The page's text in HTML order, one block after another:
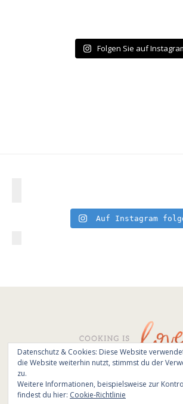
Folgen Sie auf
Auf Instagram
© All Rights Reserved - Cooking is love
Datenschutz & Cookies: Diese Website
die Website weiterhin nutzt, stimmst du der
zu.
Weitere Informationen, beispielsweise zur
findest du hier: Cookie-Richtlinie